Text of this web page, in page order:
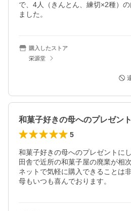
で、4人（きんとん、練切×2種）
ました。
購入したストア
栄源堂
5
和菓子好きの母へのプレゼントにし
田舎で近所の和菓子屋の廃業が相
ネットで気軽に購入できることは
母もいつも喜んでおります。